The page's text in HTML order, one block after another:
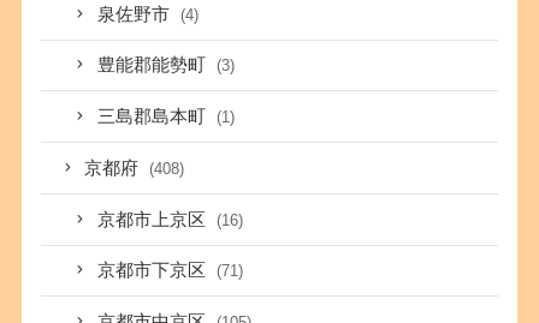
泉佐野市 (4)
豊能郡能勢町 (3)
三島郡島本町 (1)
京都府 (408)
京都市上京区 (16)
京都市下京区 (71)